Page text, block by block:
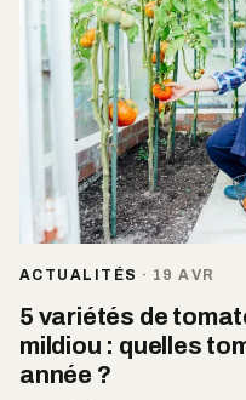
ACTUALITÉS · 19 AVR
5 variétés de
mildiou : quelles
année ?